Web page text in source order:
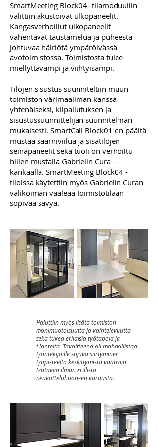
SmartMeeting Block04- tilamoduuliin
valittiin akustoivat ulkopaneelit.
Kangasverhoillut ulkopaneelit
vähentävät taustamelua ja puheesta
johtuvaa häiriötä ympäröivässä
avotoimistossa. Toimistosta tulee
miellyttävämpi ja viihtyisämpi.
Tilojen sisustus suunniteltiin muun
toimiston värimaailman kanssa
yhtenäiseksi, kilpailutuksen ja
sisustussuunnittelijan suunnitelman
mukaisesti. SmartCall Block01 on päältä
mustaa saarniviilua ja sisätilojen
seinäpaneelit sekä tuoli on verhoiltu
hiilen mustalla Gabrielin Cura -
kankaalla. SmartMeeting Block04 -
tiloissa käytettiin myös Gabrielin Curan
valikoiman vaaleaa toimistotilaan
sopivaa sävyä.
Haluttiin myös lisätä toimiston
monimuotoisuutta ja vaihtelevuutta
sekä tukea erilaisia työtapoja ja -
tilanteita. Tavoitteena oli mahdollistaa
työntekijöille sujuva siirtyminen
työpisteeltä keskittymistä vaativiin
tehtäviin ilman erillistä
neuvotteluhuoneen varausta.